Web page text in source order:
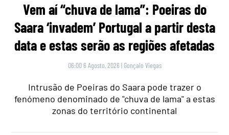
Vem aí “chuva de lama”: Poeiras do
Saara ‘invadem’ Portugal a partir desta
data e estas serão as regiões afetadas
06:00 6 Agosto, 2026 | Gonçalo Viegas
Intrusão de Poeiras do Saara pode trazer o
fenómeno denominado de "chuva de lama" a estas
zonas do território continental